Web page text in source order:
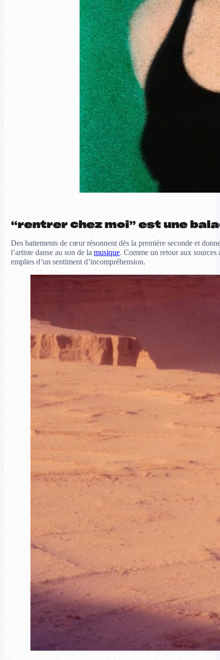
“rentrer chez moi” est une
Des battements de cœur résonnent dès la première seconde et
l’artiste danse au son de la musique. Comme un retour aux sources
emplies d’un sentiment d’incompréhension.